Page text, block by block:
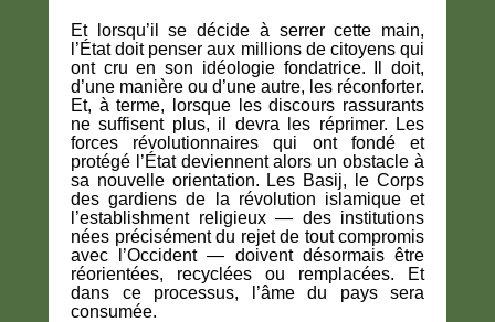
Et lorsqu’il se décide à serrer cette main,
l’État doit penser aux millions de citoyens qui
ont cru en son idéologie fondatrice. Il doit,
d’une manière ou d’une autre, les réconforter.
Et, à terme, lorsque les discours rassurants
ne suffisent plus, il devra les réprimer. Les
forces révolutionnaires qui ont fondé et
protégé l’État deviennent alors un obstacle à
sa nouvelle orientation. Les Basij, le Corps
des gardiens de la révolution islamique et
l’establishment religieux — des institutions
nées précisément du rejet de tout compromis
avec l’Occident — doivent désormais être
réorientées, recyclées ou remplacées. Et
dans ce processus, l’âme du pays sera
consumée.